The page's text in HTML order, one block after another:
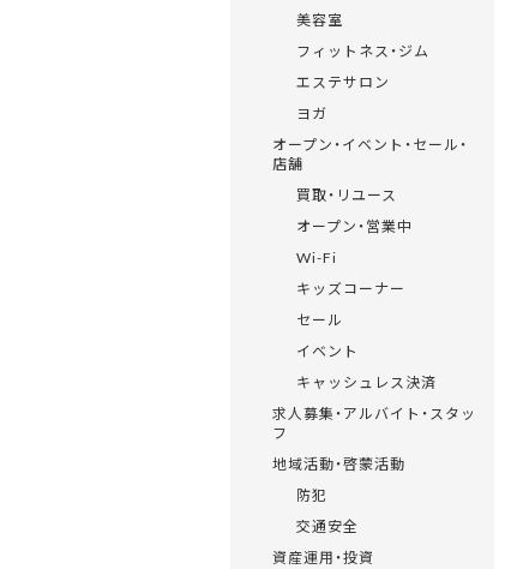
美容室
フィットネス・ジム
エステサロン
ヨガ
オープン・イベント・セール・
店舗
買取・リユース
オープン・営業中
Wi-Fi
キッズコーナー
セール
イベント
キャッシュレス決済
求人募集・アルバイト・スタッ
フ
地域活動・啓蒙活動
防犯
交通安全
資産運用・投資